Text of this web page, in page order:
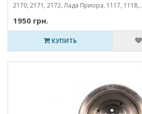
2170, 2171, 2172, Лада Приора, 1117, 1118,..
1950 грн.
КУПИТЬ